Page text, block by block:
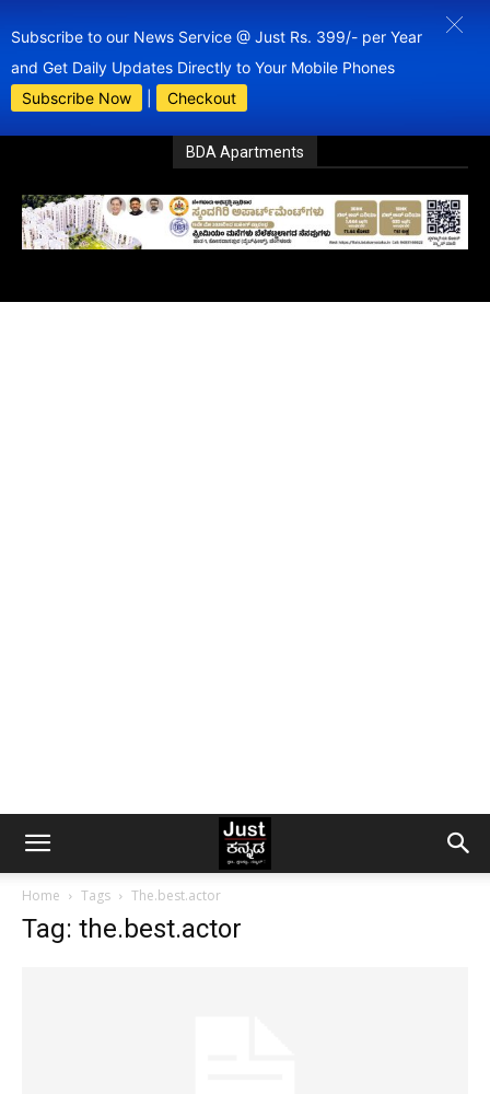
Subscribe to our News Service @ Just Rs. 399/- per Year
and Get Daily Updates Directly to Your Mobile Phones
Subscribe Now
Checkout
BDA Apartments
Home Tags The.best.actor
Tag: the.best.actor